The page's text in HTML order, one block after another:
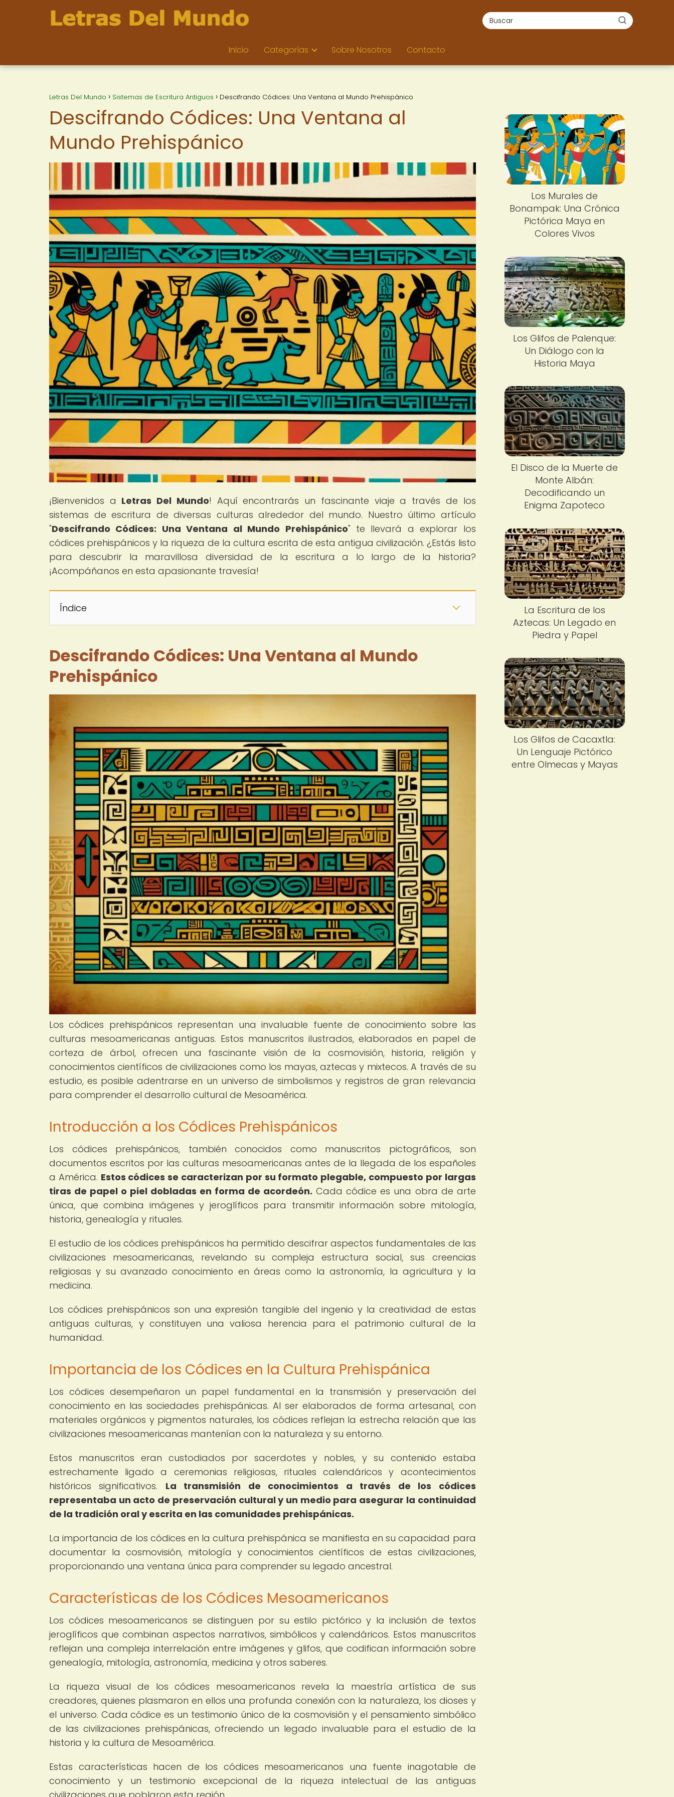
Inicio Categorías Sobre Nosotros Contacto
Letras Del Mundo Sistemas de Escritura Antiguos Descifrando Códices: Una Ventana al Mundo Prehispánico
Descifrando Códices: Una Ventana al
Mundo Prehispánico
¡Bienvenidos a Letras Del Mundo! Aquí encontrarás un fascinante viaje a través de los
sistemas de escritura de diversas culturas alrededor del mundo. Nuestro último artículo
"Descifrando Códices: Una Ventana al Mundo Prehispánico" te llevará a explorar los
códices prehispánicos y la riqueza de la cultura escrita de esta antigua civilización. ¿Estás listo
para descubrir la maravillosa diversidad de la escritura a lo largo de la historia?
¡Acompáñanos en esta apasionante travesía!
Índice
Descifrando Códices: Una Ventana al Mundo
Prehispánico
Los códices prehispánicos representan una invaluable fuente de conocimiento sobre las
culturas mesoamericanas antiguas. Estos manuscritos ilustrados, elaborados en papel de
corteza de árbol, ofrecen una fascinante visión de la cosmovisión, historia, religión y
conocimientos científicos de civilizaciones como los mayas, aztecas y mixtecos. A través de su
estudio, es posible adentrarse en un universo de simbolismos y registros de gran relevancia
para comprender el desarrollo cultural de Mesoamérica.
Introducción a los Códices Prehispánicos
Los códices prehispánicos, también conocidos como manuscritos pictográficos, son
documentos escritos por las culturas mesoamericanas antes de la llegada de los españoles
a América. Estos códices se caracterizan por su formato plegable, compuesto por largas
tiras de papel o piel dobladas en forma de acordeón. Cada códice es una obra de arte
única, que combina imágenes y jeroglíficos para transmitir información sobre mitología,
historia, genealogía y rituales.
El estudio de los códices prehispánicos ha permitido descifrar aspectos fundamentales de las
civilizaciones mesoamericanas, revelando su compleja estructura social, sus creencias
religiosas y su avanzado conocimiento en áreas como la astronomía, la agricultura y la
medicina.
Los códices prehispánicos son una expresión tangible del ingenio y la creatividad de estas
antiguas culturas, y constituyen una valiosa herencia para el patrimonio cultural de la
humanidad.
Importancia de los Códices en la Cultura Prehispánica
Los códices desempeñaron un papel fundamental en la transmisión y preservación del
conocimiento en las sociedades prehispánicas. Al ser elaborados de forma artesanal, con
materiales orgánicos y pigmentos naturales, los códices reflejan la estrecha relación que las
civilizaciones mesoamericanas mantenían con la naturaleza y su entorno.
Estos manuscritos eran custodiados por sacerdotes y nobles, y su contenido estaba
estrechamente ligado a ceremonias religiosas, rituales calendáricos y acontecimientos
históricos significativos. La transmisión de conocimientos a través de los códices
representaba un acto de preservación cultural y un medio para asegurar la continuidad
de la tradición oral y escrita en las comunidades prehispánicas.
La importancia de los códices en la cultura prehispánica se manifiesta en su capacidad para
documentar la cosmovisión, mitología y conocimientos científicos de estas civilizaciones,
proporcionando una ventana única para comprender su legado ancestral.
Características de los Códices Mesoamericanos
Los códices mesoamericanos se distinguen por su estilo pictórico y la inclusión de textos
jeroglíficos que combinan aspectos narrativos, simbólicos y calendáricos. Estos manuscritos
reflejan una compleja interrelación entre imágenes y glifos, que codifican información sobre
genealogía, mitología, astronomía, medicina y otros saberes.
La riqueza visual de los códices mesoamericanos revela la maestría artística de sus
creadores, quienes plasmaron en ellos una profunda conexión con la naturaleza, los dioses y
el universo. Cada códice es un testimonio único de la cosmovisión y el pensamiento simbólico
de las civilizaciones prehispánicas, ofreciendo un legado invaluable para el estudio de la
historia y la cultura de Mesoamérica.
Estas características hacen de los códices mesoamericanos una fuente inagotable de
conocimiento y un testimonio excepcional de la riqueza intelectual de las antiguas
Los Murales de
Bonampak: Una Crónica
Pictórica Maya en
Colores Vivos
Los Glifos de Palenque:
Un Diálogo con la
Historia Maya
El Disco de la Muerte de
Monte Albán:
Decodificando un
Enigma Zapoteco
La Escritura de los
Aztecas: Un Legado en
Piedra y Papel
Los Glifos de Cacaxtla:
Un Lenguaje Pictórico
entre Olmecas y Mayas